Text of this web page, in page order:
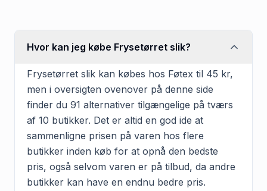
Hvor kan jeg købe Frysetørret slik?
Frysetørret slik kan købes hos Føtex til 45 kr,
men i oversigten ovenover på denne side
finder du 91 alternativer tilgængelige på tværs
af 10 butikker. Det er altid en god ide at
sammenligne prisen på varen hos flere
butikker inden køb for at opnå den bedste
pris, også selvom varen er på tilbud, da andre
butikker kan have en endnu bedre pris.